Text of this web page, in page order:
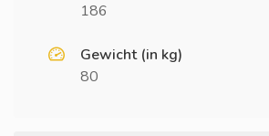
186
Gewicht (in kg)
80